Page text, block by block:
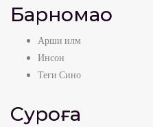
Барномаҳо
Арши илм
Инсон
Теғи Сино
Суроға